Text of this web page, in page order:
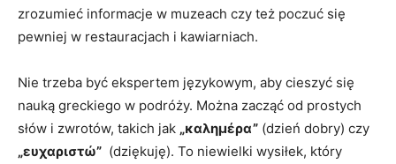
zrozumieć informacje w⁣ muzeach czy też​ poczuć się
pewniej w restauracjach i kawiarniach.
Nie trzeba być⁤ ekspertem językowym, aby cieszyć się
nauką greckiego​ w podróży. Można​ zacząć‌ od prostych​
słów i zwrotów, takich jak „καλημέρα” (dzień dobry) czy
„ευχαριστώ” ⁣ (dziękuję). To ⁢niewielki wysiłek, który